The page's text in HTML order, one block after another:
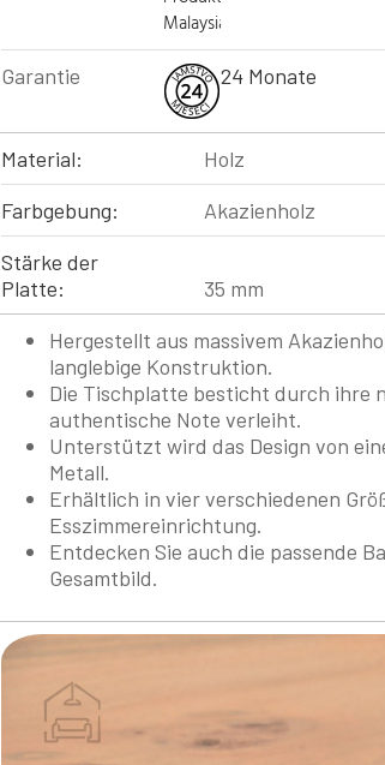
Garantie 24 Monate
Material:
Holz
Farbgebung:
Akazienholz
Stärke der
Platte:
35 mm
Hergestellt aus massivem
langlebige Konstruktion.
Die Tischplatte besticht durch ihre
authentische Note verleiht.
Unterstützt wird das Design von
Metall.
Erhältlich in vier verschiedenen
Esszimmereinrichtung.
Entdecken Sie auch die passende
Gesamtbild.